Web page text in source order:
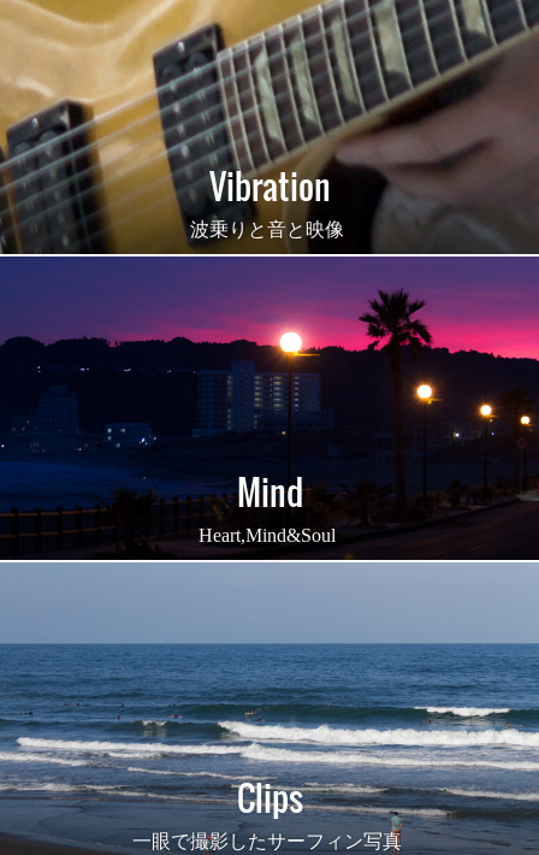
Vibration
波乗りと音と映像
Mind
Heart,Mind&Soul
Clips
一眼で撮影したサーフィン写真